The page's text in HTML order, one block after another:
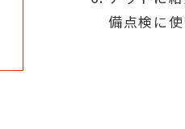
備点検に使